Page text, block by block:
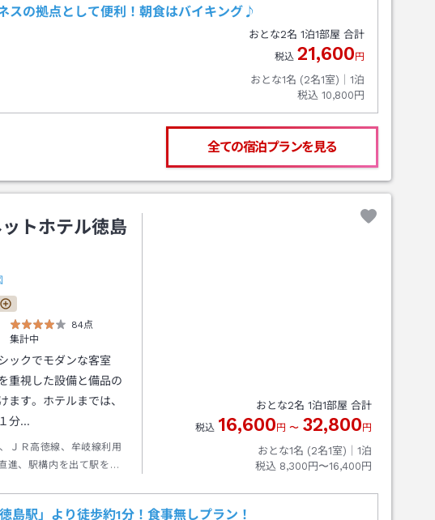
の拠点として便利！朝食はバイキング♪
おとな2名 1泊1部屋 合計
税込 21,600 円
おとな1名 (2名1室)｜ 1泊
税込 10,800円
全ての宿泊プランを見る
トホテル徳島
84点
集計中
ックでモダンな客室
重視した設備と備品の
ます。ホテルまでは、
分…
ＪＲ高徳線、牟岐線利用
進、駅構内を出て駅を背
おとな2名 1泊1部屋 合計
税込 16,600 円 〜 32,800 円
おとな1名 (2名1室)｜ 1泊
税込 8,300円〜16,400円
駅」より徒歩約1分！食事無しプラン！